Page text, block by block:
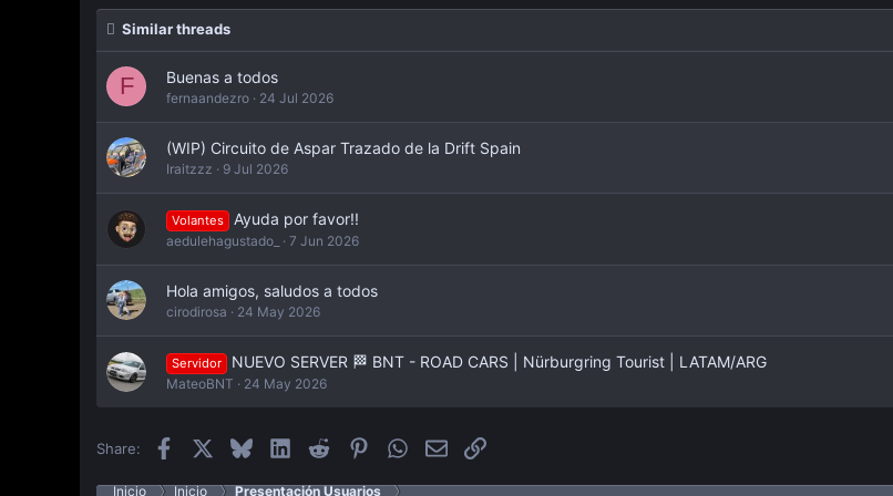
Similar threads
F Buenas a todos
fernaandezro 24 Jul 2026
(WIP) Circuito de Aspar Trazado de la Drift Spain
Iraitzzz 9 Jul 2026
Volantes Ayuda por favor!!
aedulehagustado_ 7 Jun 2026
Hola amigos, saludos a todos
cirodirosa 24 May 2026
Servidor NUEVO SERVER 🏁 BNT - ROAD CARS | Nürburgring Tourist | LATAM/ARG
MateoBNT 24 May 2026
Share: Facebook Bluesky LinkedInReddit PinterestWhatsApp
Email Enlace
Inicio Inicio Presentación Usuarios